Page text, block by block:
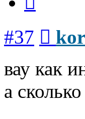
#37
вау как
а